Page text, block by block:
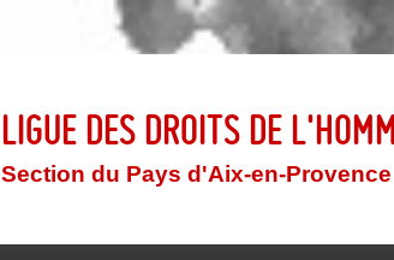
Ligue des droits de
Section du Pays d'Aix-en-Provence